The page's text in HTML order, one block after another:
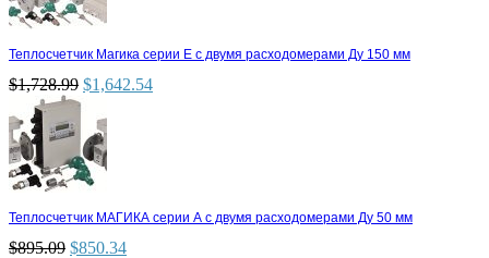
Теплосчетчик Магика серии Е с двумя расходомерами Ду 150 мм
$1,728.99 $1,642.54
Теплосчетчик МАГИКА серии А с двумя расходомерами Ду 50 мм
$895.09 $850.34